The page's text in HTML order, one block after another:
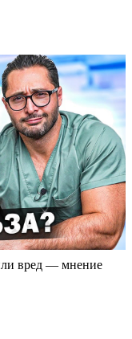
вред — мнение